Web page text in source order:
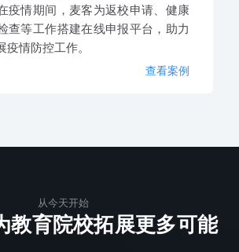
疫情期间，麦客为返校申请、健康
查等工作搭建在线申报平台，助力
情防控工作。
查看案例
从今天开始
教育院校拓展更多可能